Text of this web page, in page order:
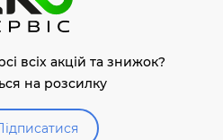
всіх акцій та знижок?
на розсилку